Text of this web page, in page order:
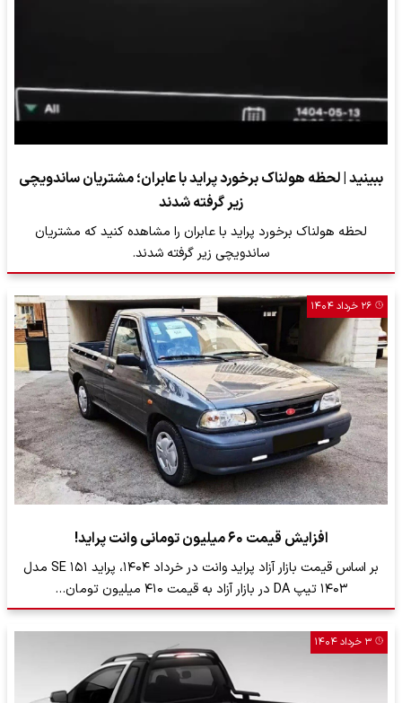
ببینید | لحظه هولناک برخورد پراید با عابران؛ مشتریان ساندویچی
زیر گرفته شدند
لحظه هولناک برخورد پراید با عابران را مشاهده کنید که مشتریان
ساندویچی زیر گرفته شدند.
۲۶ خرداد ۱۴۰۴
افزایش قیمت ۶۰ میلیون تومانی وانت پراید!
بر اساس قیمت بازار آزاد پراید وانت در خرداد ۱۴۰۴، پراید ۱۵۱ SE مدل
۱۴۰۳ تیپ DA در بازار آزاد به قیمت ۴۱۰ میلیون تومان…
۳ خرداد ۱۴۰۴